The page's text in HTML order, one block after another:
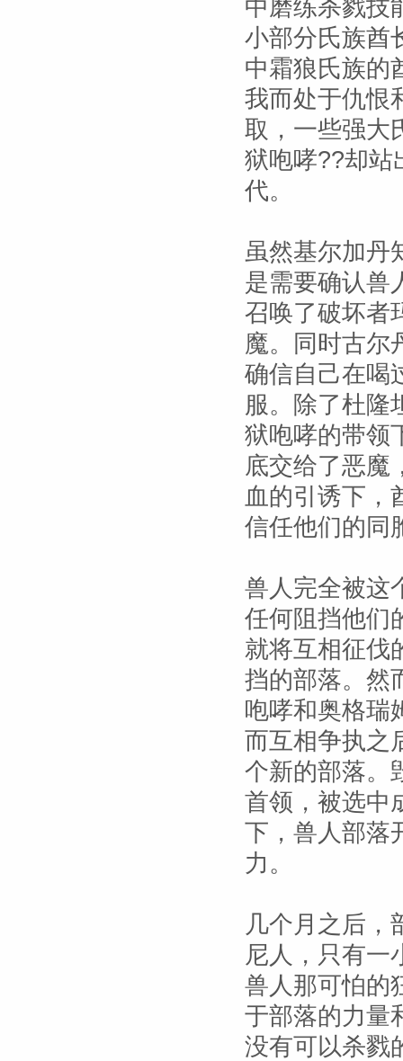
中磨练杀戮技
小部分氏族酋
中霜狼氏族的
我而处于仇恨
取，一些强大
狱咆哮??却站
代。
虽然基尔加丹
是需要确认兽
召唤了破坏者
魔。同时古尔
确信自己在喝
服。除了杜隆
狱咆哮的带领
底交给了恶魔
血的引诱下，
信任他们的同
兽人完全被这
任何阻挡他们
就将互相征伐
挡的部落。然
咆哮和奥格瑞
而互相争执之
个新的部落。
首领，被选中
下，兽人部落
力。
几个月之后，
尼人，只有一
兽人那可怕的
于部落的力量
没有可以杀戮